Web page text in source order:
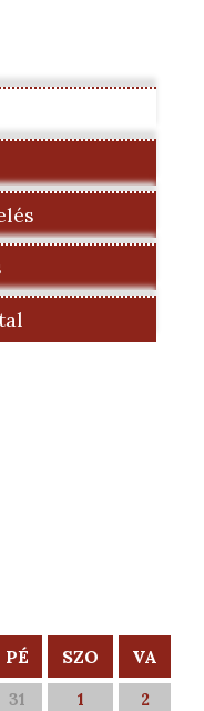
PÉ SZO VA
31 1
2